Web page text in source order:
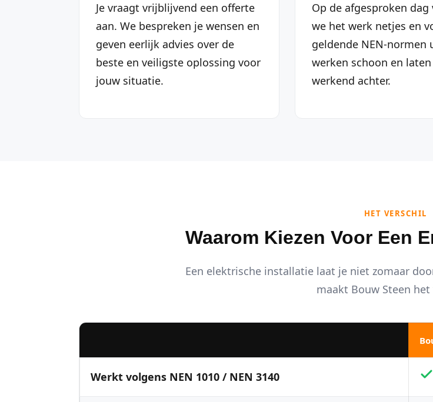
Je vraagt vrijblijvend een offerte
aan. We bespreken je wensen en
geven eerlijk advies over de
beste en veiligste oplossing voor
jouw situatie.
Op de afgesproken dag
we het werk netjes en
geldende NEN-normen
werken schoon en
werkend achter.
HET VERSCHIL
Waarom Kiezen Voor Een
Een elektrische installatie laat je niet zomaar
maakt Bouw Steen het
Werkt volgens NEN 1010 / NEN 3140